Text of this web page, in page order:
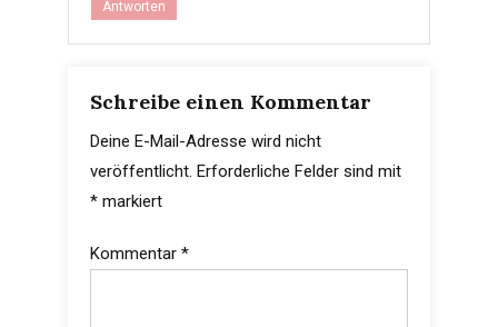
Antworten
Schreibe einen Kommentar
Deine E-Mail-Adresse wird nicht
veröffentlicht. Erforderliche Felder sind mit
*markiert
Kommentar *